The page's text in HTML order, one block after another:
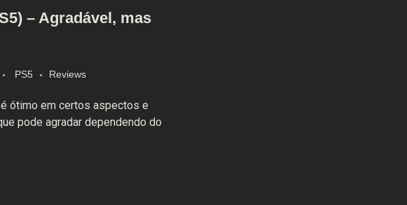
– Agradável, mas
PS5 Reviews
ótimo em certos aspectos e
pode agradar dependendo do